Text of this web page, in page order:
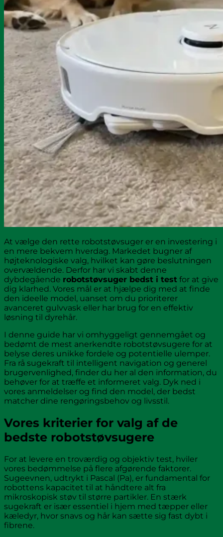
At vælge den rette robotstøvsuger er en investering i
en mere bekvem hverdag. Markedet bugner af
højteknologiske valg, hvilket kan gøre beslutningen
overvældende. Derfor har vi skabt denne
dybdegående robotstøvsuger bedst i test for at give
dig klarhed. Vores mål er at hjælpe dig med at finde
den ideelle model, uanset om du prioriterer
avanceret gulvvask eller har brug for en effektiv
løsning til dyrehår.
I denne guide har vi omhyggeligt gennemgået og
bedømt de mest anerkendte robotstøvsugere for at
belyse deres unikke fordele og potentielle ulemper.
Fra rå sugekraft til intelligent navigation og generel
brugervenlighed, finder du her al den information, du
behøver for at træffe et informeret valg. Dyk ned i
vores anmeldelser og find den model, der bedst
matcher dine rengøringsbehov og livsstil.
Vores kriterier for valg af de
bedste robotstøvsugere
For at levere en troværdig og objektiv test, hviler
vores bedømmelse på flere afgørende faktorer.
Sugeevnen, udtrykt i Pascal (Pa), er fundamental for
robottens kapacitet til at håndtere alt fra
mikroskopisk støv til større partikler. En stærk
sugekraft er især essentiel i hjem med tæpper eller
kæledyr, hvor snavs og hår kan sætte sig fast dybt i
fibrene.